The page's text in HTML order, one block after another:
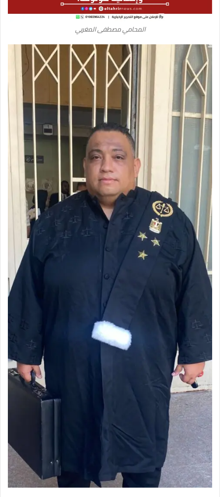
المحامي مصطفى المغربي